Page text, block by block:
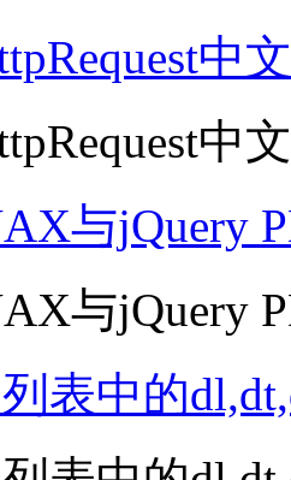
中
中
与jQuery
与jQuery
表中的